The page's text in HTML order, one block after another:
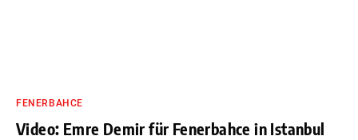
FENERBAHCE
Video: Emre Demir für Fenerbahce in Istanbul